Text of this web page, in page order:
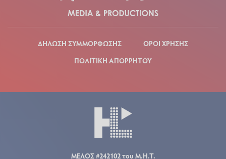
ΔΗΛΩΣΗ ΣΥΜΜΟΡΦΩΣΗΣ
ΟΡΟΙ ΧΡΗΣΗΣ
ΠΟΛΙΤΙΚΗ ΑΠΟΡΡΗΤΟΥ
ΜΕΛΟΣ #242102 του Μ.Η.Τ.